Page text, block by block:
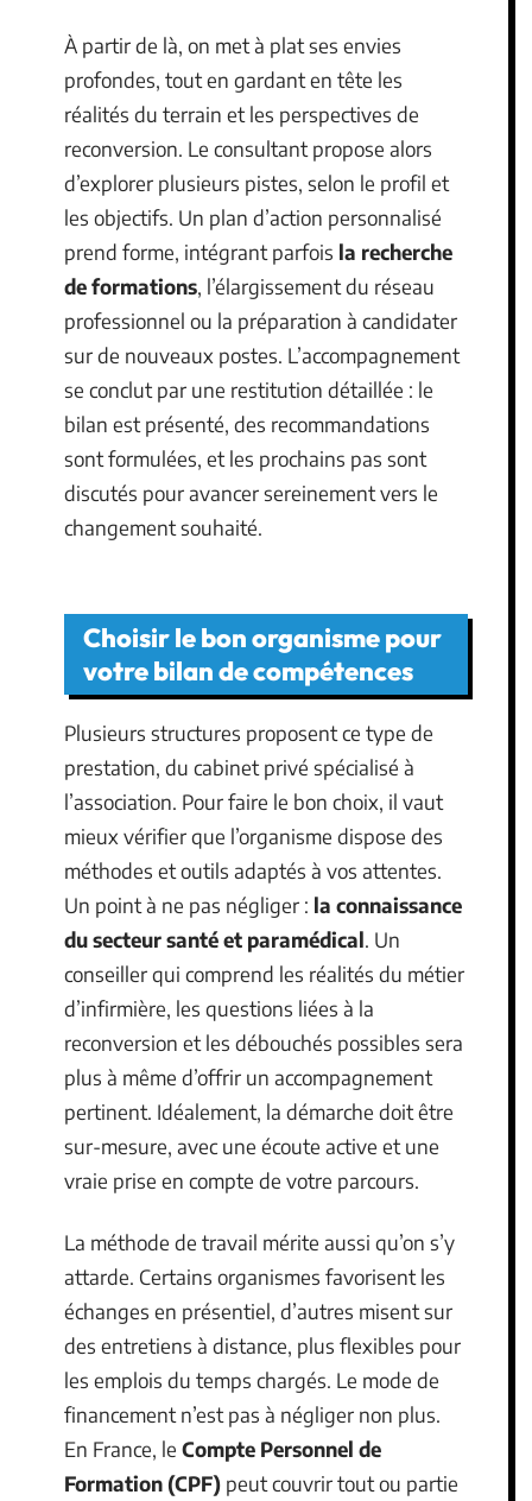
À partir de là, on met à plat ses envies
profondes, tout en gardant en tête les
réalités du terrain et les perspectives de
reconversion. Le consultant propose alors
d’explorer plusieurs pistes, selon le profil et
les objectifs. Un plan d’action personnalisé
prend forme, intégrant parfois la recherche
de formations, l’élargissement du réseau
professionnel ou la préparation à candidater
sur de nouveaux postes. L’accompagnement
se conclut par une restitution détaillée : le
bilan est présenté, des recommandations
sont formulées, et les prochains pas sont
discutés pour avancer sereinement vers le
changement souhaité.
Choisir le bon organisme pour
votre bilan de compétences
Plusieurs structures proposent ce type de
prestation, du cabinet privé spécialisé à
l’association. Pour faire le bon choix, il vaut
mieux vérifier que l’organisme dispose des
méthodes et outils adaptés à vos attentes.
Un point à ne pas négliger : la connaissance
du secteur santé et paramédical. Un
conseiller qui comprend les réalités du métier
d’infirmière, les questions liées à la
reconversion et les débouchés possibles sera
plus à même d’offrir un accompagnement
pertinent. Idéalement, la démarche doit être
sur-mesure, avec une écoute active et une
vraie prise en compte de votre parcours.
La méthode de travail mérite aussi qu’on s’y
attarde. Certains organismes favorisent les
échanges en présentiel, d’autres misent sur
des entretiens à distance, plus flexibles pour
les emplois du temps chargés. Le mode de
financement n’est pas à négliger non plus.
En France, le Compte Personnel de
Formation (CPF) peut couvrir tout ou partie